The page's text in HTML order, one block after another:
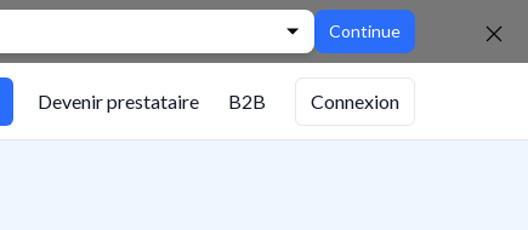
Continue
Devenir prestataire B2B Connexion